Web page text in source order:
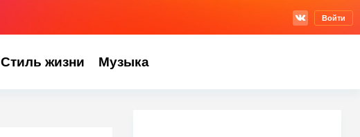
Войти
Стиль жизни Музыка